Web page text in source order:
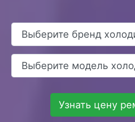
Узнать цену